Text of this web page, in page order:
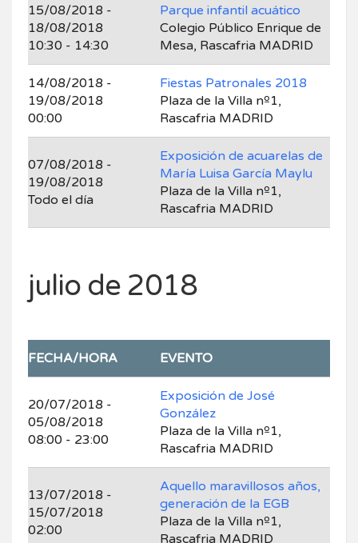
15/08/2018 -
18/08/2018
10:30 - 14:30
Parque infantil acuático
Colegio Público Enrique de
Mesa, Rascafria MADRID
14/08/2018 -
19/08/2018
00:00
Fiestas Patronales 2018
Plaza de la Villa nº1,
Rascafria MADRID
07/08/2018 -
19/08/2018
Todo el día
Exposición de acuarelas de
María Luisa García Maylu
Plaza de la Villa nº1,
Rascafria MADRID
julio de 2018
FECHA/HORA EVENTO
20/07/2018 -
05/08/2018
08:00 - 23:00
Exposición de José
González
Plaza de la Villa nº1,
Rascafria MADRID
13/07/2018 -
15/07/2018
02:00
Aquello maravillosos años,
generación de la EGB
Plaza de la Villa nº1,
Rascafria MADRID